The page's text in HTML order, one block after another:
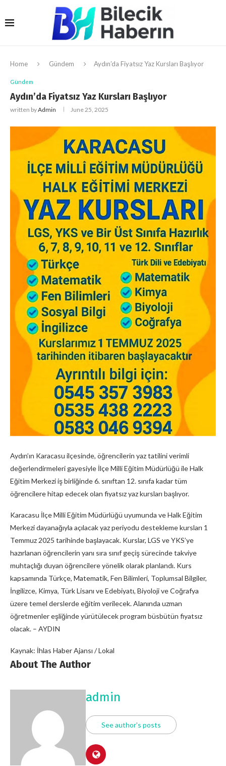
Home Gündem Aydın’da Fiyatsız Yaz Kursları Başlıyor
Gündem
Aydın’da Fiyatsız Yaz Kursları Başlıyor
written byAdmin June 25, 2025
Aydın’ın Karacasu ilçesinde, öğrencilerin yaz tatilini verimli
değerlendirmeleri gayesiyle İlçe Milli Eğitim Müdürlüğü ile Halk
Eğitim Merkezi iş birliğinde 6. sınıftan 12. sınıfa kadar tüm
öğrencilere hitap edecek olan fiyatsız yaz kursları başlıyor.
Karacasu İlçe Milli Eğitim Müdürlüğü uyumunda ve Halk Eğitim
Merkezi dayanağıyla açılacak yaz periyodu destekleme kursları 1
Temmuz 2025 tarihinde başlayacak. Kurslar, LGS ve YKS’ye
hazırlanan öğrencilerin yanı sıra sınıf geçiş sürecinde takviye
muhtaçlığı duyan öğrencilere yönelik olarak planlandı. Kurs
kapsamında Türkçe, Matematik, Fen Bilimleri, Toplumsal Bilgiler,
İngilizce, Kimya, Türk Lisanı ve Edebiyatı, Biyoloji ve Coğrafya
üzere temel derslerde eğitim verilecek. Alanında uzman
öğretmenler eşliğinde yürütülecek program büsbütün fiyatsız
olacak. – AYDIN
Kaynak: İhlas Haber Ajansı / Lokal
About The Author
admin
See author's posts